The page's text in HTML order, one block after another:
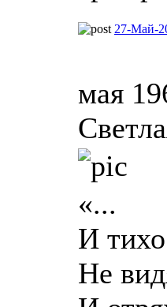
27-Май-
мая
«...
И
Не